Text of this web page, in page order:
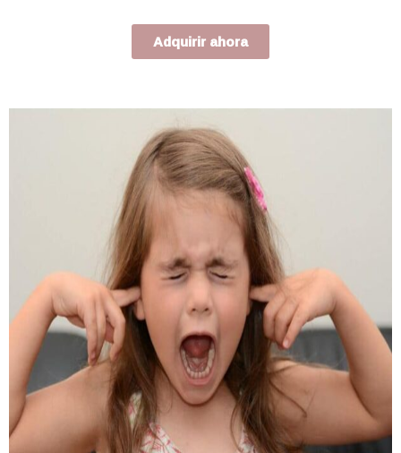
Adquirir ahora